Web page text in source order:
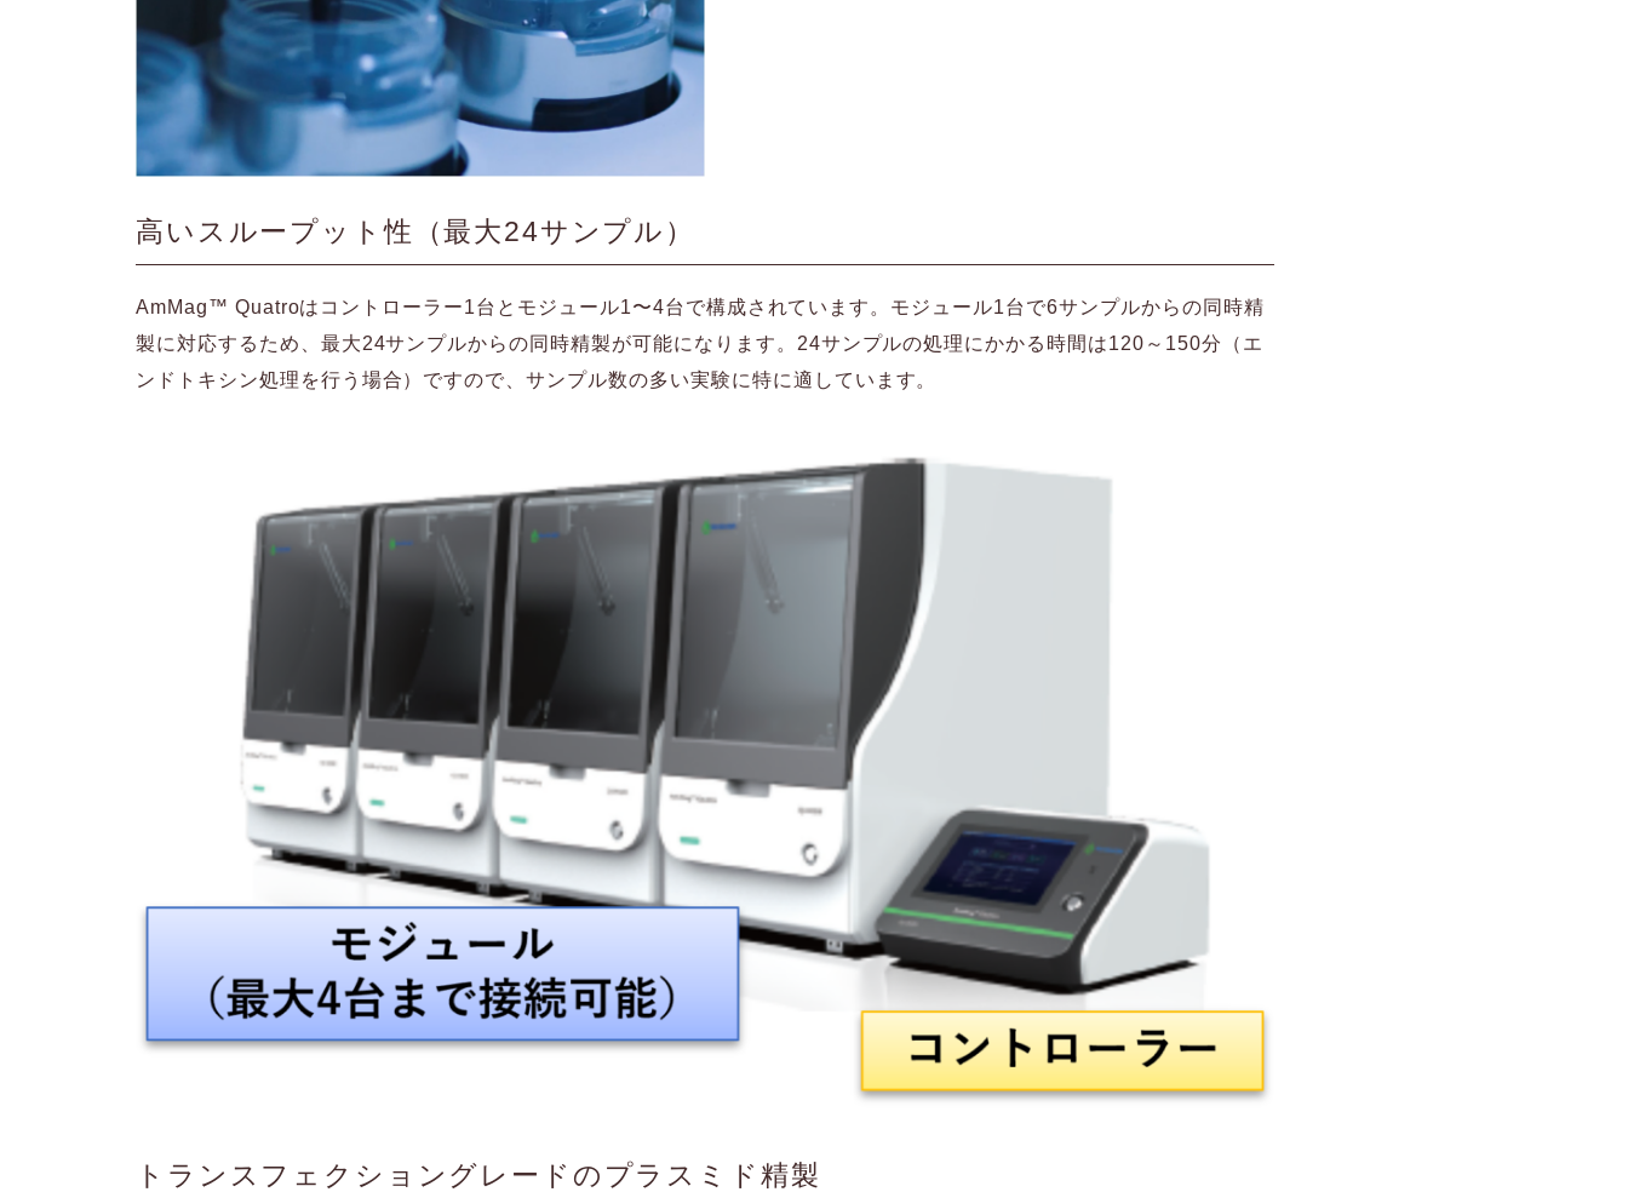
高いスループット性（最大24サンプル）
AmMag™ Quatroはコントローラー1台とモジュール1〜4台で構成されています。モジュール1台で6サンプルからの同時精
製に対応するため、最大24サンプルからの同時精製が可能になります。24サンプルの処理にかかる時間は120～150分（エ
ンドトキシン処理を行う場合）ですので、サンプル数の多い実験に特に適しています。
トランスフェクショングレードのプラスミド精製